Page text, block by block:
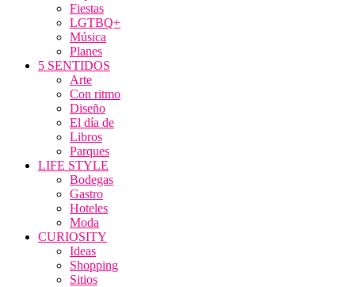
Fiestas
LGTBQ+
Música
Planes
5 SENTIDOS
Arte
Con ritmo
Diseño
El día de
Libros
Parques
LIFE STYLE
Bodegas
Gastro
Hoteles
Moda
CURIOSITY
Ideas
Shopping
Sitios